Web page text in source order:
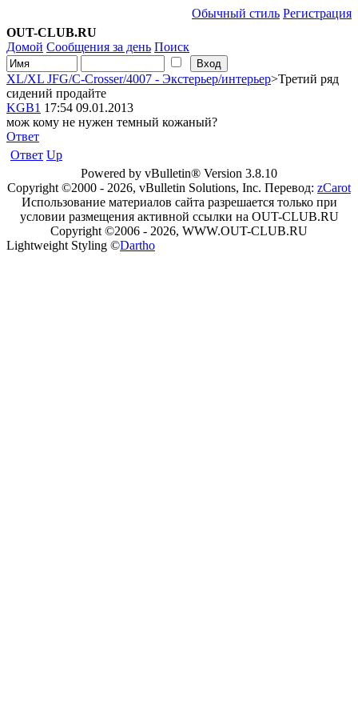
Обычный стиль Регистрация
OUT-CLUB.RU
Домой Сообщения за день Поиск
XL/XL JFG/C-Crosser/4007 - Экстерьер/интерьер>Третий ряд
сидений продайте
KGB1 17:54 09.01.2013
мож кому не нужен темный кожаный?
Ответ
Ответ Up
Powered by vBulletin® Version 3.8.10
Copyright ©2000 - 2026, vBulletin Solutions, Inc. Перевод: zCarot
Использование материалов сайта разрешается только при
условии размещения активной ссылки на OUT-CLUB.RU
Copyright ©2006 - 2026, WWW.OUT-CLUB.RU
Lightweight Styling ©Dartho